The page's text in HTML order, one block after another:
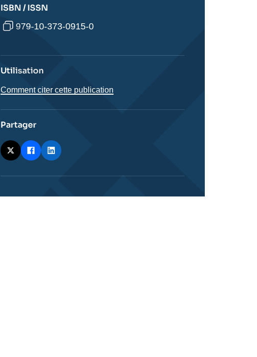
ISBN / ISSN
979-10-373-0915-0
Utilisation
Comment citer cette publication
Partager